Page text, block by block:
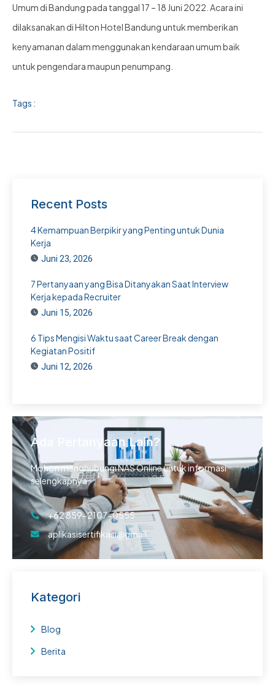
Umum di Bandung pada tanggal 17 – 18 Juni 2022. Acara ini
dilaksanakan di Hilton Hotel Bandung untuk memberikan
kenyamanan dalam menggunakan kendaraan umum baik
untuk pengendara maupun penumpang.
Tags :
Recent Posts
4 Kemampuan Berpikir yang Penting untuk Dunia
Kerja
Juni 23, 2026
7 Pertanyaan yang Bisa Ditanyakan Saat Interview
Kerja kepada Recruiter
Juni 15, 2026
6 Tips Mengisi Waktu saat Career Break dengan
Kegiatan Positif
Juni 12, 2026
Ada Pertanyaan Lain?
Mohon menghubungi NAS Online untuk informasi
selengkapnya.
+62 859-2107-0555
aplikasisertifikasi@gmail.
Kategori
Blog
Berita